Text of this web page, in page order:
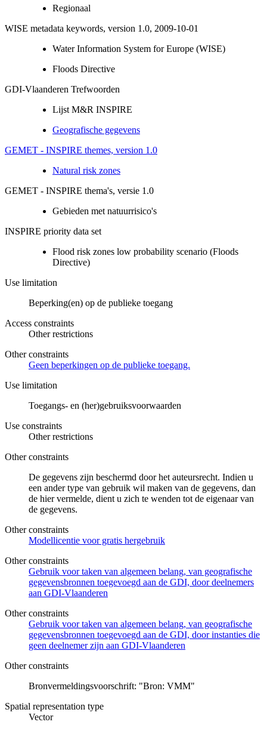
Regionaal
WISE metadata keywords, version 1.0, 2009-10-01
Water Information System for Europe (WISE)
Floods Directive
GDI-Vlaanderen Trefwoorden
Lijst M&R INSPIRE
Geografische gegevens
GEMET - INSPIRE themes, version 1.0
Natural risk zones
GEMET - INSPIRE thema's, versie 1.0
Gebieden met natuurrisico's
INSPIRE priority data set
Flood risk zones low probability scenario (Floods
Directive)
Use limitation
Beperking(en) op de publieke toegang
Access constraints
Other restrictions
Other constraints
Geen beperkingen op de publieke toegang.
Use limitation
Toegangs- en (her)gebruiksvoorwaarden
Use constraints
Other restrictions
Other constraints
De gegevens zijn beschermd door het auteursrecht. Indien u
een ander type van gebruik wil maken van de gegevens, dan
de hier vermelde, dient u zich te wenden tot de eigenaar van
de gegevens.
Other constraints
Modellicentie voor gratis hergebruik
Other constraints
Gebruik voor taken van algemeen belang, van geografische
gegevensbronnen toegevoegd aan de GDI, door deelnemers
aan GDI-Vlaanderen
Other constraints
Gebruik voor taken van algemeen belang, van geografische
gegevensbronnen toegevoegd aan de GDI, door instanties die
geen deelnemer zijn aan GDI-Vlaanderen
Other constraints
Bronvermeldingsvoorschrift: "Bron: VMM"
Spatial representation type
Vector